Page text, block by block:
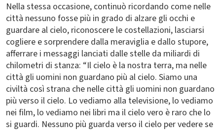
Nella stessa occasione, continuò ricordando come nelle
città nessuno fosse più in grado di alzare gli occhi e
guardare al cielo, riconoscere le costellazioni, lasciarsi
cogliere e sorprendere dalla meraviglia e dallo stupore,
afferrare i messaggi lanciati dalle stelle da miliardi di
chilometri di stanza: “Il cielo è la nostra terra, ma nelle
città gli uomini non guardano più al cielo. Siamo una
civiltà così strana che nelle città gli uomini non guardano
più verso il cielo. Lo vediamo alla televisione, lo vediamo
nei film, lo vediamo nei libri ma il cielo vero è raro che lo
si guardi. Nessuno più guarda verso il cielo per vedere se